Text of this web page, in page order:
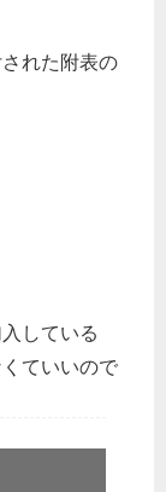
れた附表の
している
ていいので